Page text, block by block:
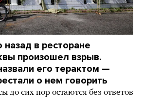
в ресторане
произошел взрыв.
его терактом —
о нем говорить
до сих пор остаются без ответов